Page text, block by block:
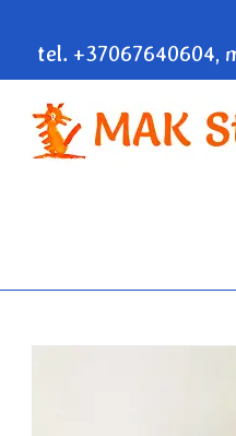
tel. +37067640604,